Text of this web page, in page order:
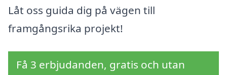
Låt oss guida dig på vägen till
framgångsrika projekt!
Få 3 erbjudanden, gratis och utan